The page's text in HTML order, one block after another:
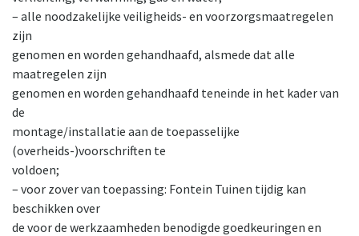
– alle noodzakelijke veiligheids- en voorzorgsmaatregelen
zijn
genomen en worden gehandhaafd, alsmede dat alle
maatregelen zijn
genomen en worden gehandhaafd teneinde in het kader van
de
montage/installatie aan de toepasselijke
(overheids-)voorschriften te
voldoen;
– voor zover van toepassing: Fontein Tuinen tijdig kan
beschikken over
de voor de werkzaamheden benodigde goedkeuringen en